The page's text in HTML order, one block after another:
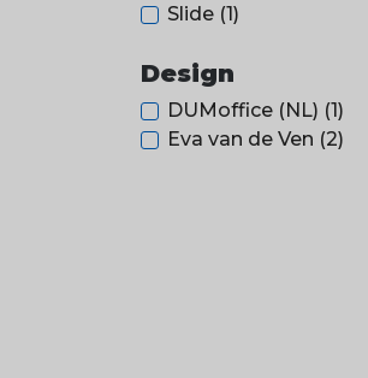
Slide (1)
Design
DUMoffice (NL) (1)
Eva van de Ven (2)